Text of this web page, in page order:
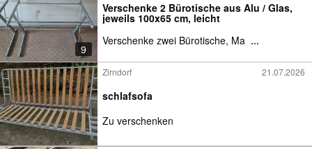
9
Verschenke 2 Bürotische aus Alu / Glas,
jeweils 100x65 cm, leicht
Verschenke zwei Bürotische, Ma ...
Zirndorf 21.07.2026
schlafsofa
Zu verschenken